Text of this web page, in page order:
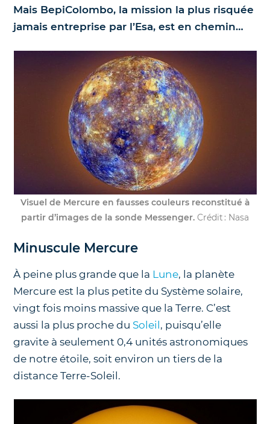
Science et exploration spatiale
Le coin des enfants
Nos jumelles pour l'astronomie
Mais BepiColombo, la mission la plus risquée
jamais entreprise par l’Esa, est en chemin…
Visuel de Mercure en fausses couleurs reconstitué à
partir d’images de la sonde Messenger. Crédit : Nasa
Minuscule Mercure
À peine plus grande que la Lune, la planète
Mercure est la plus petite du Système solaire,
vingt fois moins massive que la Terre. C’est
aussi la plus proche du Soleil, puisqu’elle
gravite à seulement 0,4 unités astronomiques
de notre étoile, soit environ un tiers de la
distance Terre-Soleil.